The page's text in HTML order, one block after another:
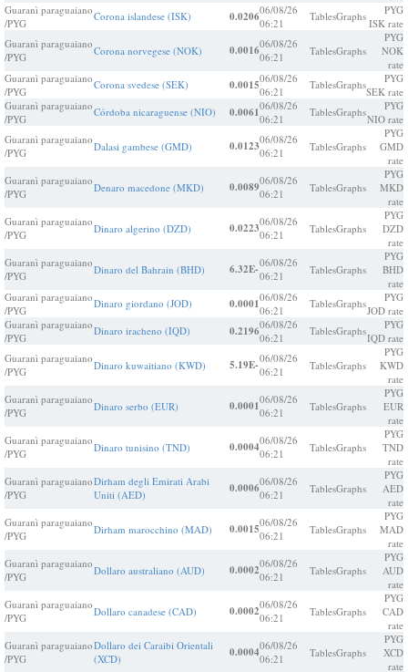
Guaranì paraguaiano
/PYG
Corona islandese (ISK) 0.020606/08/26
06:21
TablesGraphs
PYG
ISK rate
Guaranì paraguaiano
/PYG
Corona norvegese (NOK) 0.001606/08/26
06:21
TablesGraphs
PYG
NOK
rate
Guaranì paraguaiano
/PYG
Corona svedese (SEK) 0.001506/08/26
06:21
TablesGraphs
PYG
SEK rate
Guaranì paraguaiano
/PYG
Córdoba nicaraguense (NIO) 0.006106/08/26
06:21
TablesGraphs
PYG
NIO rate
Guaranì paraguaiano
/PYG
Dalasi gambese (GMD) 0.012306/08/26
06:21
TablesGraphs
PYG
GMD
rate
Guaranì paraguaiano
/PYG
Denaro macedone (MKD) 0.008906/08/26
06:21
TablesGraphs
PYG
MKD
rate
Guaranì paraguaiano
/PYG
Dinaro algerino (DZD) 0.022306/08/26
06:21
TablesGraphs
PYG
DZD
rate
Guaranì paraguaiano
/PYG
Dinaro del Bahrain (BHD) 6.32E-06/08/26
06:21
TablesGraphs
PYG
BHD
rate
Guaranì paraguaiano
/PYG
Dinaro giordano (JOD) 0.000106/08/26
06:21
TablesGraphs
PYG
JOD rate
Guaranì paraguaiano
/PYG
Dinaro iracheno (IQD) 0.219606/08/26
06:21
TablesGraphs
PYG
IQD rate
Guaranì paraguaiano
/PYG
Dinaro kuwaitiano (KWD) 5.19E-06/08/26
06:21
TablesGraphs
PYG
KWD
rate
Guaranì paraguaiano
/PYG
Dinaro serbo (EUR) 0.000106/08/26
06:21
TablesGraphs
PYG
EUR
rate
Guaranì paraguaiano
/PYG
Dinaro tunisino (TND) 0.000406/08/26
06:21
TablesGraphs
PYG
TND
rate
Guaranì paraguaiano
/PYG
Dirham degli Emirati Arabi
Uniti (AED)
0.000606/08/26
06:21
TablesGraphs
PYG
AED
rate
Guaranì paraguaiano
/PYG
Dirham marocchino (MAD) 0.001506/08/26
06:21
TablesGraphs
PYG
MAD
rate
Guaranì paraguaiano
/PYG
Dollaro australiano (AUD) 0.000206/08/26
06:21
TablesGraphs
PYG
AUD
rate
Guaranì paraguaiano
/PYG
Dollaro canadese (CAD) 0.000206/08/26
06:21
TablesGraphs
PYG
CAD
rate
Guaranì paraguaiano
/PYG
Dollaro dei Caraibi Orientali
(XCD)
0.000406/08/26
06:21
TablesGraphs
PYG
XCD
rate